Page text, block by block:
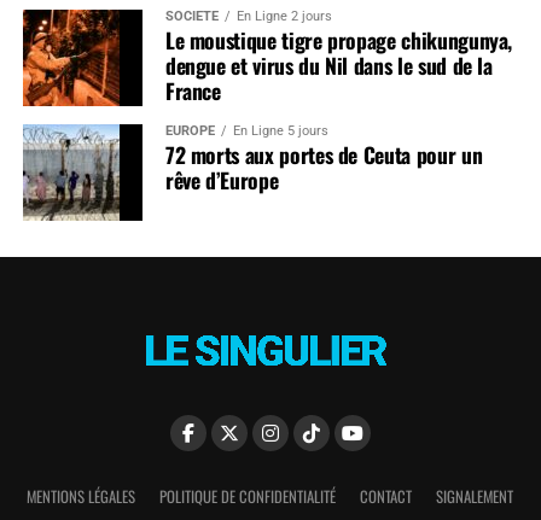
SOCIÉTÉ En Ligne 2 jours
Le moustique tigre propage chikungunya,
dengue et virus du Nil dans le sud de la
France
EUROPE En Ligne 5 jours
72 morts aux portes de Ceuta pour un
rêve d’Europe
MENTIONS LÉGALES POLITIQUE DE CONFIDENTIALITÉ CONTACT SIGNALEMENT